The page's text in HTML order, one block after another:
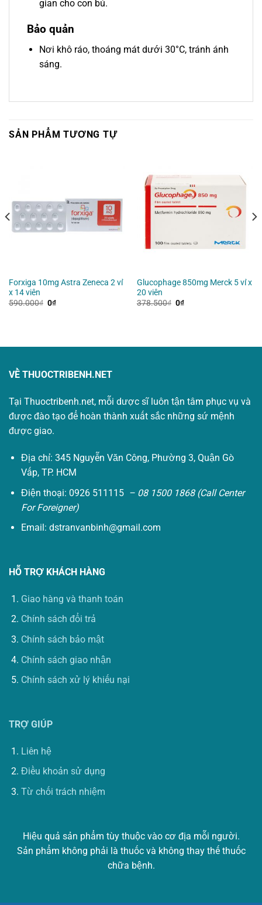
gian cho con bú.
Bảo quản
Nơi khô ráo, thoáng mát dưới 30°C, tránh ánh
sáng.
SẢN PHẨM TƯƠNG TỰ
Forxiga 10mg Astra Zeneca 2 vỉ
x 14 viên
590.000₫ Giá
0₫Giá
Glucophage 850mg Merck 5 vỉ x
20 viên
378.500₫ Giá
0₫Giá
VỀ THUOCTRIBENH.NET
Tại Thuoctribenh.net, mỗi dược sĩ luôn tận tâm phục vụ và
được đào tạo để hoàn thành xuất sắc những sứ mệnh
được giao.
Địa chỉ: 345 Nguyễn Văn Công, Phường 3, Quận Gò
Vấp, TP. HCM
Điện thoại: 0926 511115 – 08 1500 1868 (Call Center
For Foreigner)
Email: dstranvanbinh@gmail.com
HỖ TRỢ KHÁCH HÀNG
Giao hàng và thanh toán
Chính sách đổi trả
Chính sách bảo mật
Chính sách giao nhận
Chính sách xử lý khiếu nại
TRỢ GIÚP
Liên hệ
Điều khoản sử dụng
Từ chối trách nhiệm
Hiệu quả sản phẩm tùy thuộc vào cơ địa mỗi người.
Sản phẩm không phải là thuốc và không thay thế thuốc
chữa bệnh.